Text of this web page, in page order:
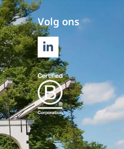
Volg ons
LINKEDIN